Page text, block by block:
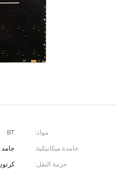
مواد:
BT
جامدة ميكانيكية:
جامد
حزمة النقل: